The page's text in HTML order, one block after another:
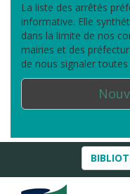
La liste des arrêtés
informative. Elle
dans la limite de nos
mairies et des
de nous signaler